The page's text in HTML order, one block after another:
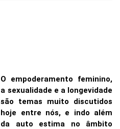
O empoderamento feminino,
a sexualidade e a longevidade
são temas muito discutidos
hoje entre nós, e indo além
da auto estima no âmbito